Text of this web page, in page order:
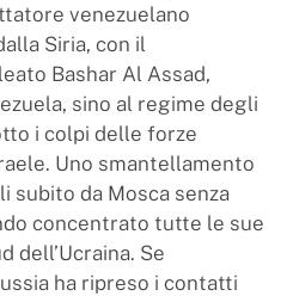
venezuelano
Siria, con il
Bashar Al Assad,
sino al regime degli
i colpi delle forze
Uno smantellamento
subito da Mosca senza
concentrato tutte le sue
dell’Ucraina. Se
ha ripreso i contatti